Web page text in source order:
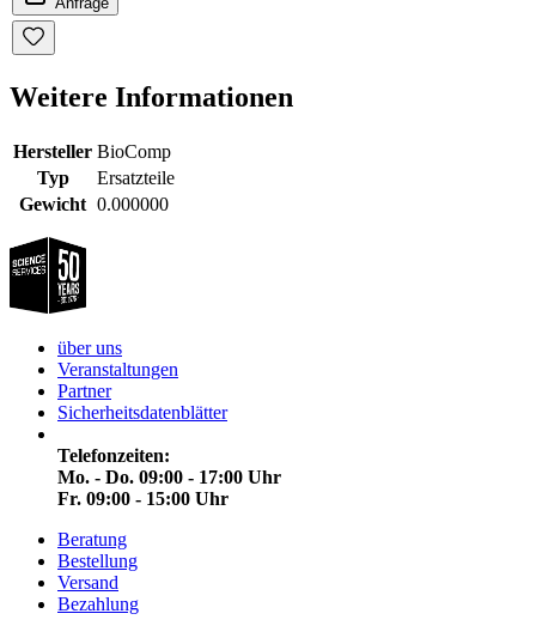
Weitere Informationen
Hersteller BioComp
Typ
Ersatzteile
Gewicht 0.000000
über uns
Veranstaltungen
Partner
Sicherheitsdatenblätter
Telefonzeiten:
Mo. - Do. 09:00 - 17:00 Uhr
Fr. 09:00 - 15:00 Uhr
Beratung
Bestellung
Versand
Bezahlung